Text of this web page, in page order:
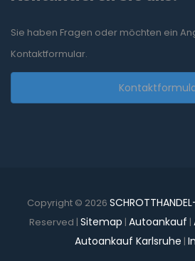
Sie haben Fragen oder möchten ein
Kontaktformular.
Copyright © 2026
Reserved | Sitemap | Autoankauf |
Autoankauf Karlsruhe |